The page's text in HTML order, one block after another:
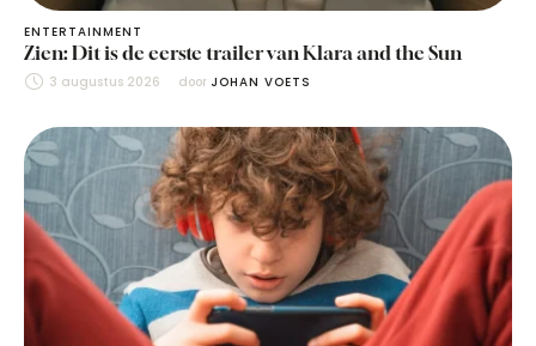
ENTERTAINMENT
Zien: Dit is de eerste trailer van Klara and the Sun
3 augustus 2026 door JOHAN VOETS